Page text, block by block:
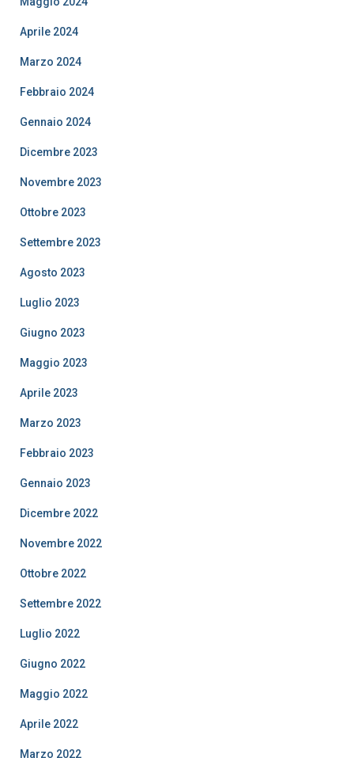
Aprile 2024
Marzo 2024
Febbraio 2024
Gennaio 2024
Dicembre 2023
Novembre 2023
Ottobre 2023
Settembre 2023
Agosto 2023
Luglio 2023
Giugno 2023
Maggio 2023
Aprile 2023
Marzo 2023
Febbraio 2023
Gennaio 2023
Dicembre 2022
Novembre 2022
Ottobre 2022
Settembre 2022
Luglio 2022
Giugno 2022
Maggio 2022
Aprile 2022
Marzo 2022